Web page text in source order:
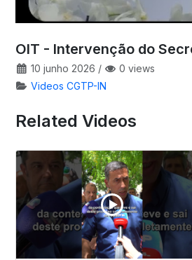
OIT - Intervenção do
10 junho 2026 /
0 views
Videos CGTP-IN
Related Videos